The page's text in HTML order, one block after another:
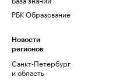
РБК Образование
Новости
регионов
Санкт-Петербург
и область